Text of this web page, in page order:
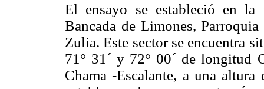
El ensayo se estableció en
Bancada de Limones,
Zulia. Este sector se encuentra
71° 31´ y 72° 00´ de longitud
Chama -Escalante, a una